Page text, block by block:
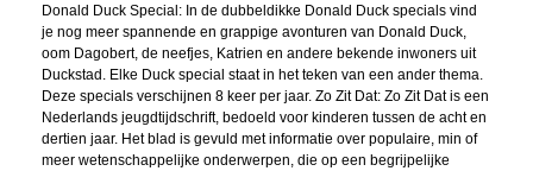
Donald Duck Special: In de dubbeldikke Donald Duck specials vind
je nog meer spannende en grappige avonturen van Donald Duck,
oom Dagobert, de neefjes, Katrien en andere bekende inwoners uit
Duckstad. Elke Duck special staat in het teken van een ander thema.
Deze specials verschijnen 8 keer per jaar. Zo Zit Dat: Zo Zit Dat is een
Nederlands jeugdtijdschrift, bedoeld voor kinderen tussen de acht en
dertien jaar. Het blad is gevuld met informatie over populaire, min of
meer wetenschappelijke onderwerpen, die op een begrijpelijke